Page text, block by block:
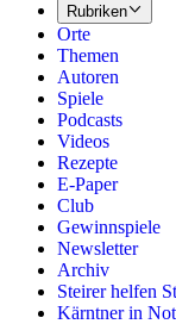
Rubriken
Orte
Themen
Autoren
Spiele
Podcasts
Videos
Rezepte
E-Paper
Club
Gewinnspiele
Newsletter
Archiv
Steirer helfen
Kärntner in Not